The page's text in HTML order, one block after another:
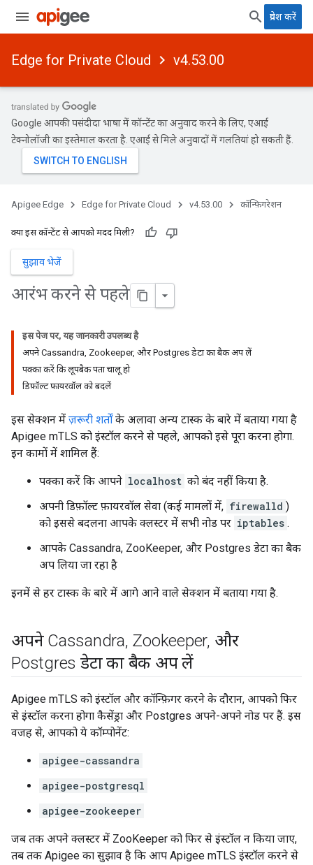
प्रवेश करें
Edge for Private Cloud v4.53.00
Google आपकी पसंदीदा भाषा में कॉन्टेंट का अनुवाद करने के लिए, एआई
टेक्नोलॉजी का इस्तेमाल करता है. एआई से मिले अनुवादों में गलतियां हो सकती हैं.
Apigee Edge Edge for Private Cloud v4.53.00 कॉन्फ़िगरेशन
क्या इस कॉन्टेंट से आपको मदद मिली?
सुझाव भेजें
आरंभ करने से पहले
इस पेज पर, यह जानकारी उपलब्ध है
अपने Cassandra, Zookeeper, और Postgres डेटा का बैक अप लें
पक्का करें कि लूपबैक पता चालू हो
डिफ़ॉल्ट फ़ायरवॉल को बदलें
इस सेक्शन में ज़रूरी शर्तोंके अलावा अन्य टास्क के बारे में बताया गया है
Apigee mTLS को इंस्टॉल करने से पहले, आपको इसे पूरा करना होगा.
इन कामों में शामिल हैं:
पक्का करें कि आपने localhost को बंद नहीं किया है.
अपनी डिफ़ॉल्ट फ़ायरवॉल सेवा (कई मामलों में, firewalld )
को इससे बदलना आपके क्लस्टर में सभी नोड पर iptables .
आपके Cassandra, ZooKeeper, और Postgres डेटा का बैक
अप लिया जा रहा है
इनमें से हर टास्क के बारे में आगे आने वाले सेक्शन में बताया गया है.
अपने Cassandra, Zookeeper, और
Postgres डेटा का बैक अप लें
Apigee mTLS को इंस्टॉल और कॉन्फ़िगर करने के दौरान, आपको फिर
से इंस्टॉल करना होगा कैसेंड्रा और Postgres अपने-अपने नोड पर हैं. इस
वजह से, आपको ये कॉम्पोनेंट:
apigee-cassandra
apigee-postgresql
apigee-zookeeper
जब तक अपने क्लस्टर में ZooKeeper को फिर से इंस्टॉल न किया जाए,
तब तक Apigee का सुझाव है कि आप Apigee mTLS इंस्टॉल करने से